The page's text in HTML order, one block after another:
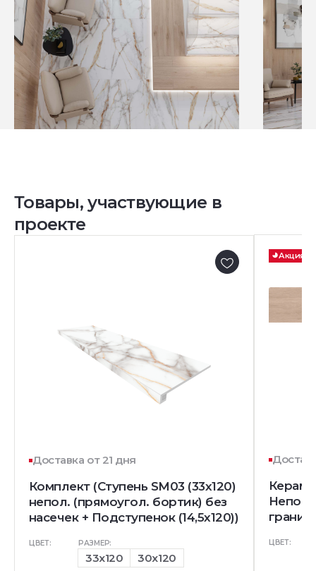
Товары, участвующие в
проекте
Доставка от 21 дня
Комплект (Ступень SM03 (33x120)
непол. (прямоугол. бортик) без
насечек + Подступенок (14,5x120))
ЦВЕТ: РАЗМЕР:
33x120 30x120
Акция
гранит)
ЦВЕТ: